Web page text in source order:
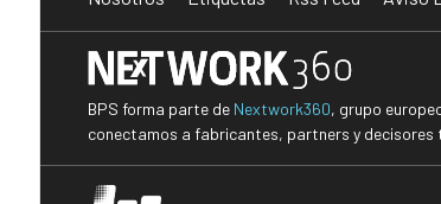
BPS forma parte de Nextwork360, grupo
conectamos a fabricantes, partners y decisores